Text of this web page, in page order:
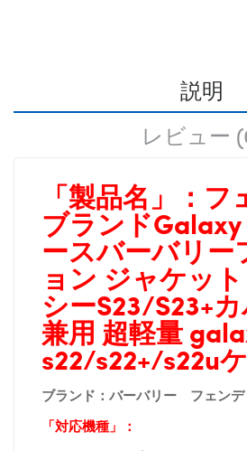
説明
レビュー
「製品名」： フ
ブランドGalaxy
ースバーバリー
ョン ジャケッ
シーS23/S23+
兼用 超軽量
s22/s22+/s22u
ブランド：バーバリー フェンデ
「対応機種」：